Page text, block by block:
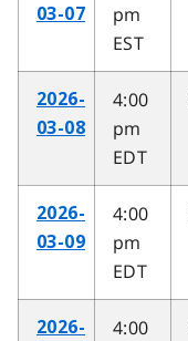
03-07
pm
EST
2026-
03-08
4:00
pm
EDT
2026-
03-09
4:00
pm
EDT
2026-
4:00